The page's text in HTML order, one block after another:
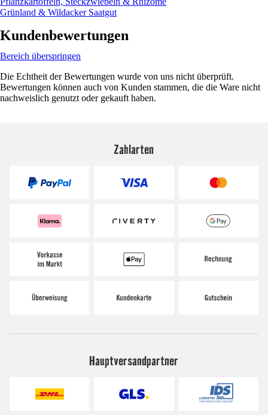
Grünland & Wildacker Saatgut
Kundenbewertungen
Bereich überspringen
Die Echtheit der Bewertungen wurde von uns nicht überprüft.
Bewertungen können auch von Kunden stammen, die die Ware nicht
nachweislich genutzt oder gekauft haben.
Zahlarten
Hauptversandpartner